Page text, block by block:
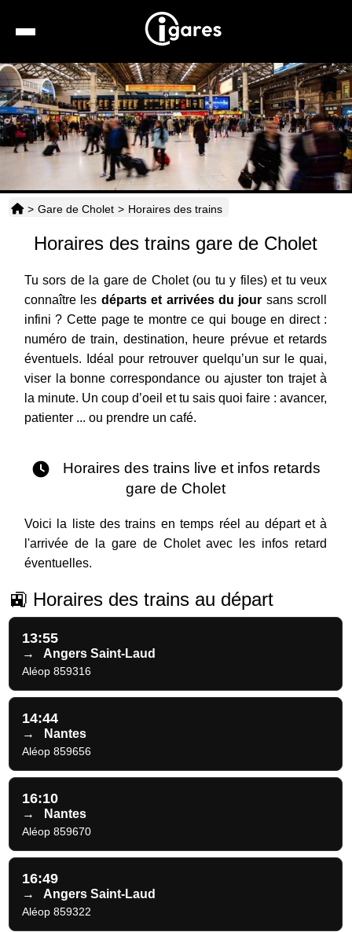
Recherche
Location de voiture
Hôtels
Horaires
> Gare de Cholet > Horaires des trains
Horaires des trains gare de Cholet
Tu sors de la gare de Cholet (ou tu y files) et tu veux
connaître les départs et arrivées du jour sans scroll
infini ? Cette page te montre ce qui bouge en direct :
numéro de train, destination, heure prévue et retards
éventuels. Idéal pour retrouver quelqu’un sur le quai,
viser la bonne correspondance ou ajuster ton trajet à
la minute. Un coup d’oeil et tu sais quoi faire : avancer,
patienter ... ou prendre un café.
Horaires des trains live et infos retards
gare de Cholet
Voici la liste des trains en temps réel au départ et à
l'arrivée de la gare de Cholet avec les infos retard
éventuelles.
🚉 Horaires des trains au départ
13:55
→ Angers Saint-Laud
Aléop 859316
14:44
→ Nantes
Aléop 859656
16:10
→ Nantes
Aléop 859670
16:49
→ Angers Saint-Laud
Aléop 859322